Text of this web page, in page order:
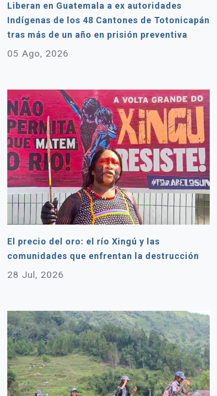
Liberan en Guatemala a ex autoridades
Indígenas de los 48 Cantones de Totonicapán
tras más de un año en prisión preventiva
05 Ago, 2026
El precio del oro: el río Xingú y las
comunidades que enfrentan la destrucción
28 Jul, 2026